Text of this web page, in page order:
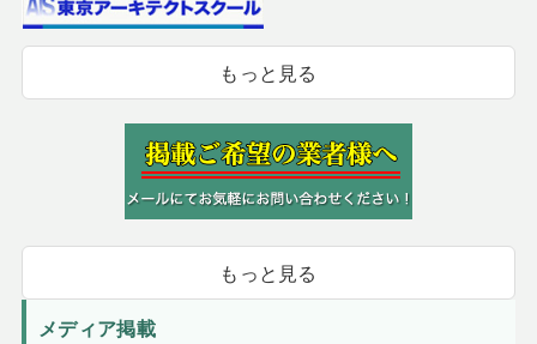
もっと見る
もっと見る
メディア掲載